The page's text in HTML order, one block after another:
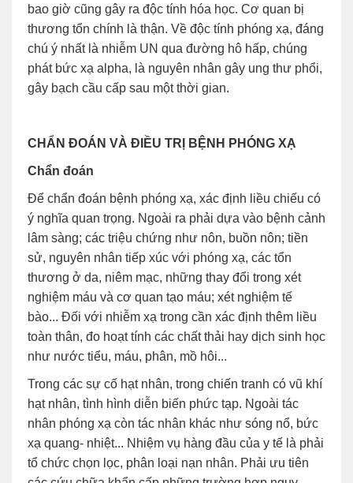
bao giờ cũng gây ra độc tính hóa học. Cơ quan bị
thương tổn chính là thận. Về độc tính phóng xạ, đáng
chú ý nhất là nhiễm UN qua đường hô hấp, chúng
phát bức xạ alpha, là nguyên nhân gây ung thư phổi,
gây bạch cầu cấp sau một thời gian.
CHẨN ĐOÁN VÀ ĐIỀU TRỊ BỆNH PHÓNG XẠ
Chẩn đoán
Để chẩn đoán bệnh phóng xạ, xác định liều chiếu có
ý nghĩa quan trọng. Ngoài ra phải dựa vào bệnh cảnh
lâm sàng; các triệu chứng như nôn, buồn nôn; tiền
sử, nguyên nhân tiếp xúc với phóng xạ, các tổn
thương ở da, niêm mạc, những thay đổi trong xét
nghiệm máu và cơ quan tạo máu; xét nghiệm tế
bào... Đối với nhiễm xạ trong cần xác định thêm liều
toàn thân, đo hoạt tính các chất thải hay dịch sinh học
như nước tiểu, máu, phân, mồ hôi...
Trong các sự cố hạt nhân, trong chiến tranh có vũ khí
hạt nhân, tình hình diễn biến phức tạp. Ngoài tác
nhân phóng xạ còn tác nhân khác như sóng nổ, bức
xạ quang- nhiệt... Nhiệm vụ hàng đầu của y tế là phải
tổ chức chọn lọc, phân loại nạn nhân. Phải ưu tiên